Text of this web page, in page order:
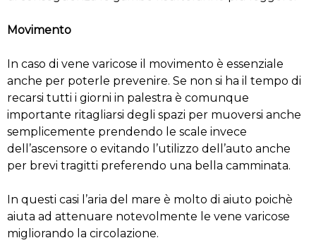
Movimento
In caso di vene varicose il movimento è essenziale
anche per poterle prevenire. Se non si ha il tempo di
recarsi tutti i giorni in palestra è comunque
importante ritagliarsi degli spazi per muoversi anche
semplicemente prendendo le scale invece
dell’ascensore o evitando l’utilizzo dell’auto anche
per brevi tragitti preferendo una bella camminata.
In questi casi l’aria del mare è molto di aiuto poichè
aiuta ad attenuare notevolmente le vene varicose
migliorando la circolazione.